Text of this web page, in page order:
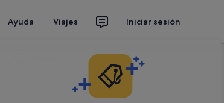
Ayuda Viajes Iniciar sesión